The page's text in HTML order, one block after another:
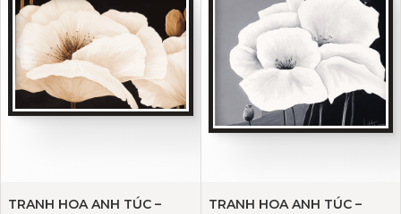
TRANH HOA ANH TÚC –
TRANH HOA ANH TÚC –